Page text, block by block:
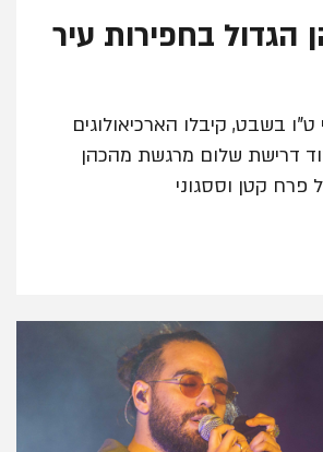
בחפירות עיר
ט"ו בשבט, קיבלו הארכיאולוגים
דרישת שלום מרגשת מהכהן
פרח קטן וססגוני